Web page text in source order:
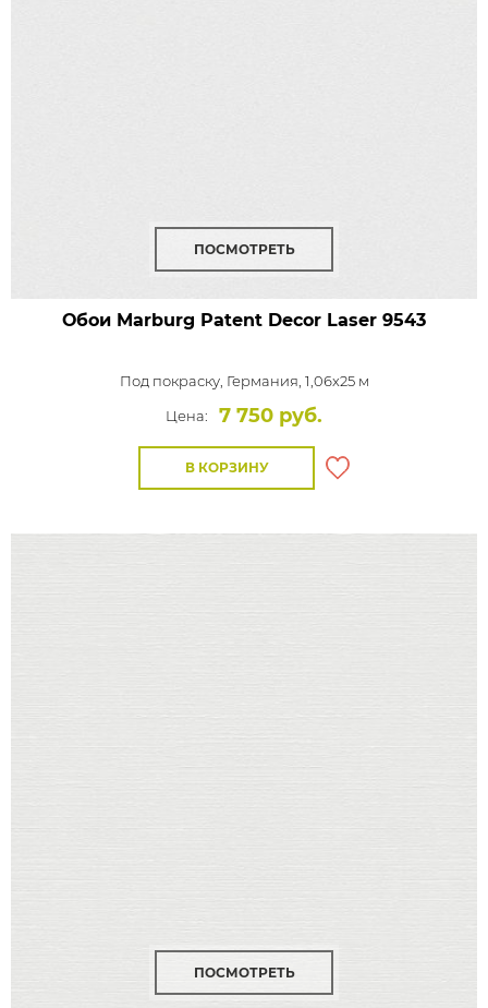
ПОСМОТРЕТЬ
Обои Marburg Patent Decor Laser 9543
Под покраску, Германия, 1,06x25 м
Цена:
7 750 руб.
В КОРЗИНУ
ПОСМОТРЕТЬ